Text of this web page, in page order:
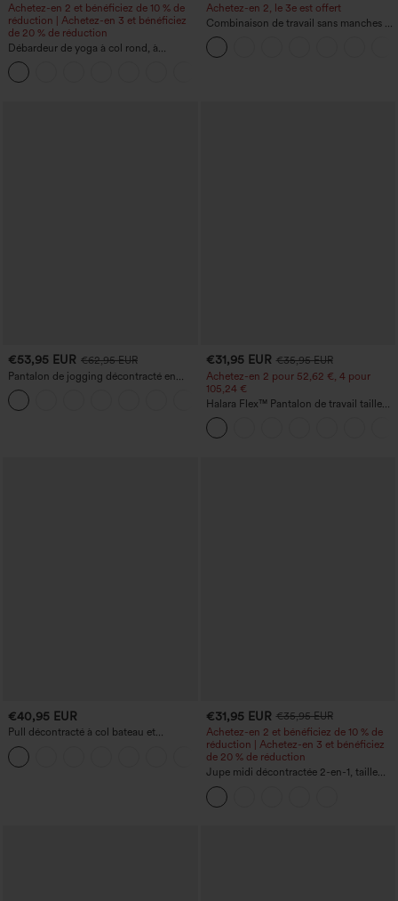
Achetez-en 2 et bénéficiez de 10 % de
réduction | Achetez-en 3 et bénéficiez
de 20 % de réduction
Débardeur de yoga à col rond, à
fronces, effet rafraîchissant - UPF50+
Achetez-en 2, le 3e est offert
Combinaison de travail sans manches à
encolure bateau, côtés noués, toucher
frais, rayée, avec poches — Édition Easy
Peezy
€53,95 EUR €62,95 EUR
Pantalon de jogging décontracté en
French terry à imprimé denim, taille mi-
haute, style jean, avec poches
€31,95 EUR €35,95 EUR
Achetez-en 2 pour 52,62 €, 4 pour
105,24 €
Halara Flex™ Pantalon de travail taille
haute sculptant la silhouette, gainant la
taille, avec poches, jambe large en
micro-gaufre
€40,95 EUR
Pull décontracté à col bateau et
manches chauve-souris
+1
€31,95 EUR €35,95 EUR
Achetez-en 2 et bénéficiez de 10 % de
réduction | Achetez-en 3 et bénéficiez
de 20 % de réduction
Jupe midi décontractée 2-en-1, taille
haute à effet gainant, froncée avec
ourlet arrondi, en polaire et PU